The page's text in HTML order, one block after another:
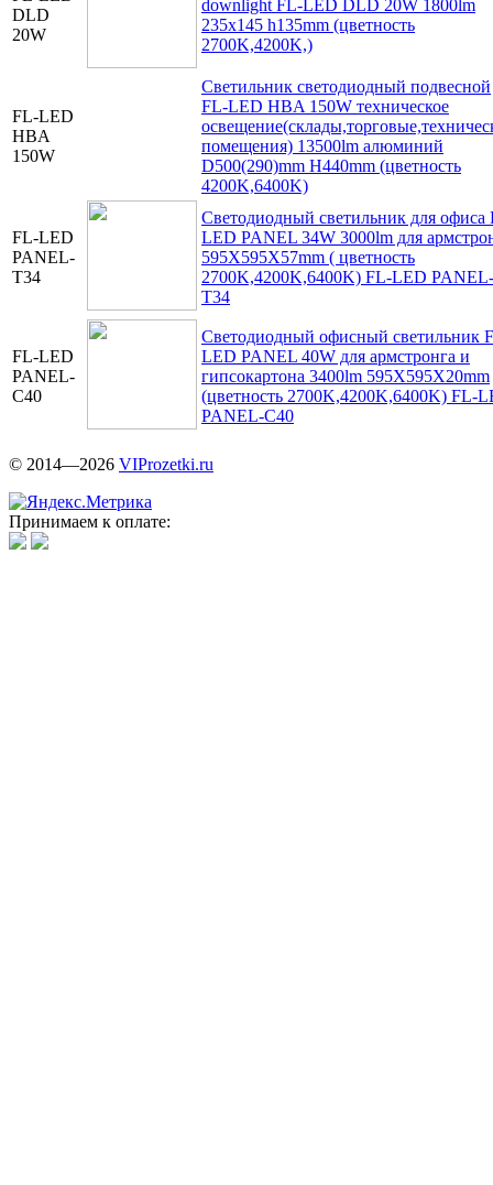
DLD
20W
downlight FL-LED DLD 20W 1800lm
235x145 h135mm (цветность
2700K,4200K,)
FL-LED
HBA
150W
Светильник светодиодный подвесной
FL-LED HBA 150W техническое
помещения) 13500lm алюминий
D500(290)mm H440mm (цветность
4200K,6400K)
FL-LED
PANEL-
T34
Светодиодный светильник для офиса
LED PANEL 34W 3000lm для
595X595X57mm ( цветность
2700K,4200K,6400K) FL-LED PANEL-
T34
FL-LED
PANEL-
C40
Светодиодный офисный светильник
LED PANEL 40W для армстронга и
гипсокартона 3400lm 595X595X20mm
(цветность 2700K,4200K,6400K) FL-
PANEL-C40
© 2014—2026 VIProzetki.ru
Принимаем к оплате: